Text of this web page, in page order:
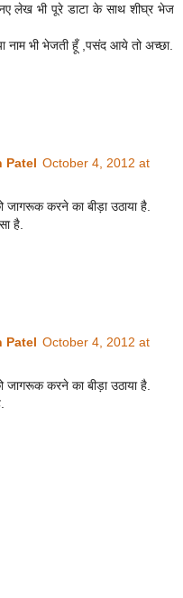
लेख भी पूरे डाटा के साथ शीघ्र भेज
भी भेजती हूँ ,पसंद आये तो अच्छा.
Patel October 4, 2012 at
जागरूक करने का बीड़ा उठाया है.
है.
Patel October 4, 2012 at
जागरूक करने का बीड़ा उठाया है.